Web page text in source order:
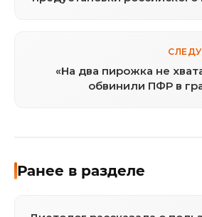
«На два пирожка не
обвинили ПФР в
Ранее в разделе